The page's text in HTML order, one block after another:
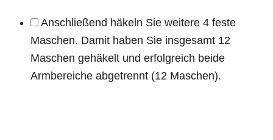
Anschließend häkeln Sie weitere 4 feste
Maschen. Damit haben Sie insgesamt 12
Maschen gehäkelt und erfolgreich beide
Armbereiche abgetrennt (12 Maschen).